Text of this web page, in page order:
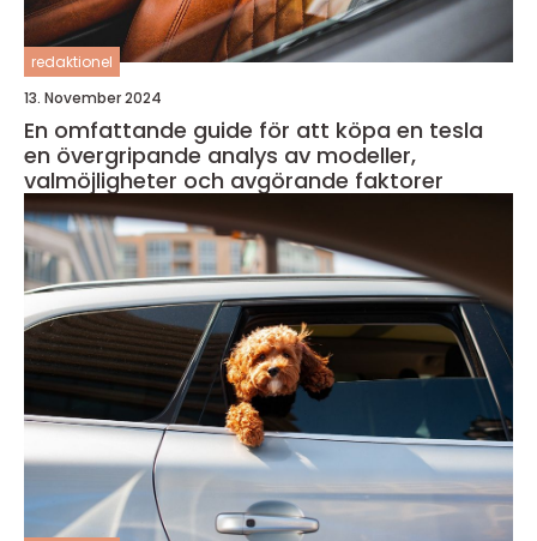
redaktionel
13. November 2024
En omfattande guide för att köpa en tesla
en övergripande analys av modeller,
valmöjligheter och avgörande faktorer